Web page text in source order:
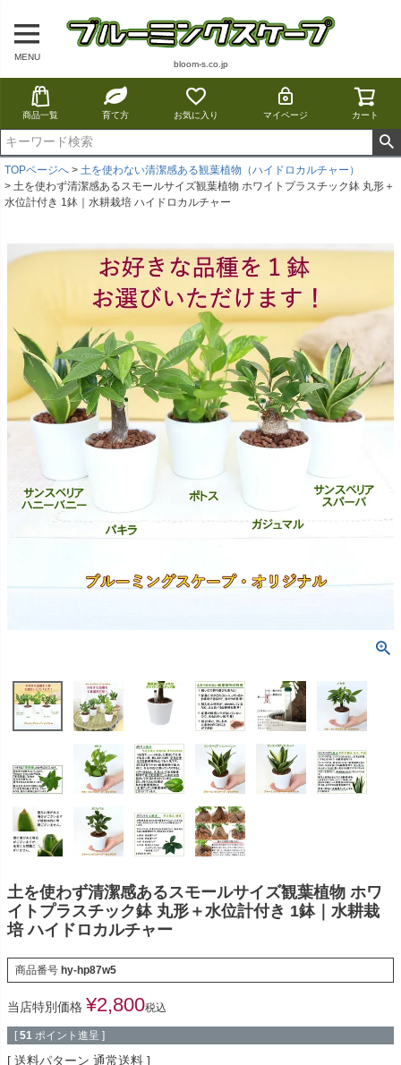
MENU
bloom-s.co.jp
商品一覧 育て方 お気に入り マイページ カート
TOPページへ
土を使わない清潔感ある観葉植物（ハイドロカルチャー）
土を使わず清潔感あるスモールサイズ観葉植物 ホワイトプラスチック鉢 丸形＋
水位計付き 1鉢｜水耕栽培 ハイドロカルチャー
土を使わず清潔感あるスモールサイズ観葉植物 ホワ
イトプラスチック鉢 丸形＋水位計付き 1鉢｜水耕栽
培 ハイドロカルチャー
商品番号 hy-hp87w5
当店特別価格 ¥2,800税込
[ 51 ポイント進呈 ]
送料パターン 通常送料